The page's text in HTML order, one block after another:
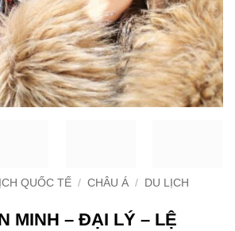
QUỐC TẾ / CHÂU Á /
DU LỊCH
MINH – ĐẠI LÝ – LỆ